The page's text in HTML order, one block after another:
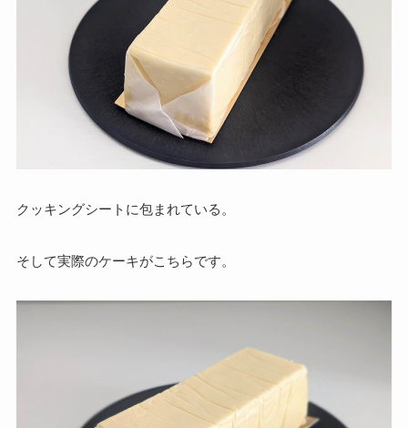
クッキングシートに包まれている。
そして実際のケーキがこちらです。